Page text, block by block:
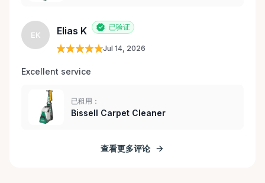
EK Elias K 已验证
Jul 14, 2026
Excellent service
已租用：
Bissell Carpet Cleaner
查看更多评论